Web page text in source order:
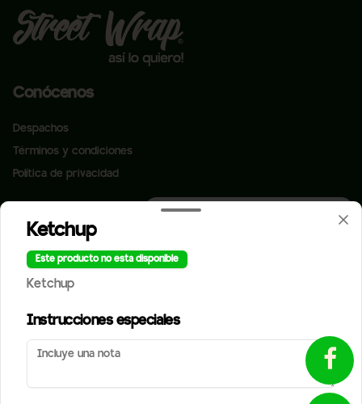
Toca para abrir →
Conócenos
Despachos
Términos y condiciones
Política de privacidad
Facebook
Mi cuenta
Pedir
Iniciar sesión
Ketchup
Este producto no esta disponible
Ketchup
Instrucciones especiales